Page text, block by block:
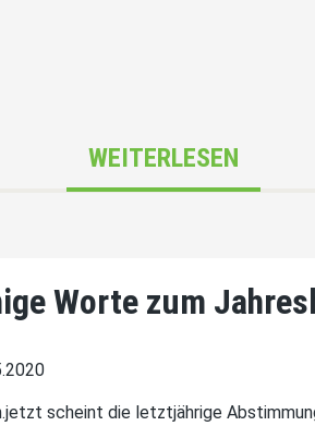
WEITERLESEN
Worte zum
scheint die letztjährige